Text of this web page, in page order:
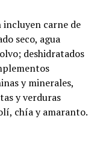
incluyen carne de
seco, agua
deshidratados
y minerales,
y verduras
chía y amaranto.